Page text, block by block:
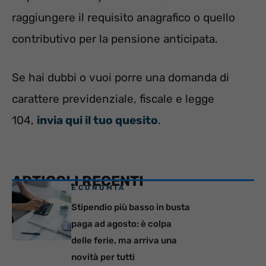
raggiungere il requisito anagrafico o quello
contributivo per la pensione anticipata.
Se hai dubbi o vuoi porre una domanda di
carattere previdenziale, fiscale e legge
104, invia qui il tuo quesito.
ARTICOLI RECENTI
ECONOMIA
Stipendio più basso in busta
paga ad agosto: è colpa
delle ferie, ma arriva una
novità per tutti